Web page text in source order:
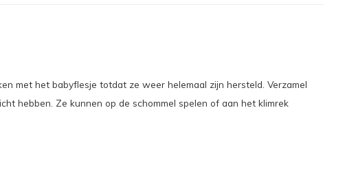
met het babyflesje totdat ze weer helemaal zijn hersteld. Verzamel
hebben. Ze kunnen op de schommel spelen of aan het klimrek